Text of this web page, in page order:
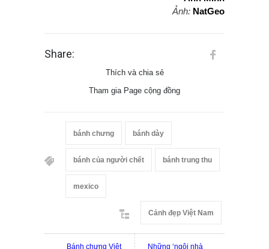
Ảnh: NatGeo
Share:
Thích và chia sẻ
Tham gia Page cộng đồng
bánh chưng bánh dày
bánh của người chết bánh trung thu
mexico
Cảnh đẹp Việt Nam
Bánh chưng Việt Những ‘ngôi nhà